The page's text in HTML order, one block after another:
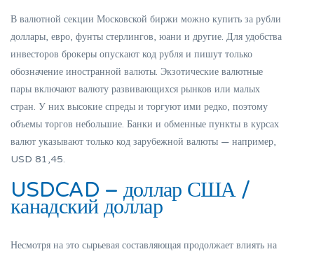
В валютной секции Московской биржи можно купить за рубли
доллары, евро, фунты стерлингов, юани и другие. Для удобства
инвесторов брокеры опускают код рубля и пишут только
обозначение иностранной валюты. Экзотические валютные
пары включают валюту развивающихся рынков или малых
стран. У них высокие спреды и торгуют ими редко, поэтому
объемы торгов небольшие. Банки и обменные пункты в курсах
валют указывают только код зарубежной валюты — например,
USD 81,45.
USDCAD – доллар США /
канадский доллар
Несмотря на это сырьевая составляющая продолжает влиять на